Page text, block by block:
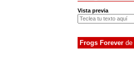
Vista previa
Frogs Forever de